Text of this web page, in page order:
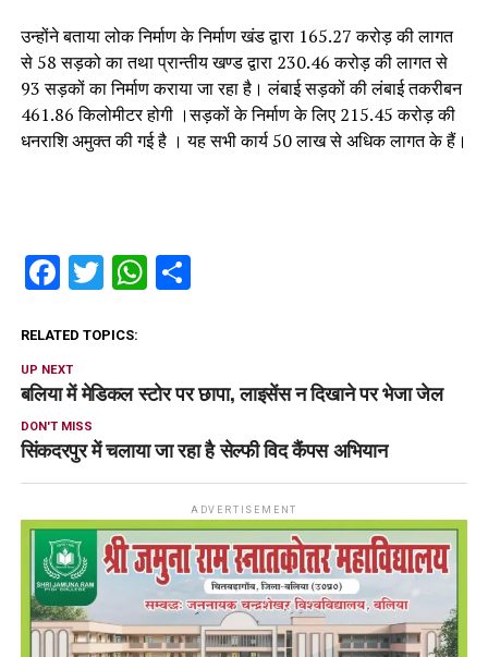
उन्होंने बताया लोक निर्माण के निर्माण खंड द्वारा 165.27 करोड़ की लागत
से 58 सड़को का तथा प्रान्तीय खण्ड द्वारा 230.46 करोड़ की लागत से
93 सड़कों का निर्माण कराया जा रहा है। लंबाई सड़कों की लंबाई तकरीबन
461.86 किलोमीटर होगी ।सड़कों के निर्माण के लिए 215.45 करोड़ की
धनराशि अमुक्त की गई है । यह सभी कार्य 50 लाख से अधिक लागत के हैं।
Facebook
TwitterWhatsApp
Share
RELATED TOPICS:
UP NEXT
बलिया में मेडिकल स्टोर पर छापा, लाइसेंस न दिखाने पर भेजा जेल
DON'T MISS
सिंकदरपुर में चलाया जा रहा है सेल्फी विद कैंपस अभियान
ADVERTISEMENT